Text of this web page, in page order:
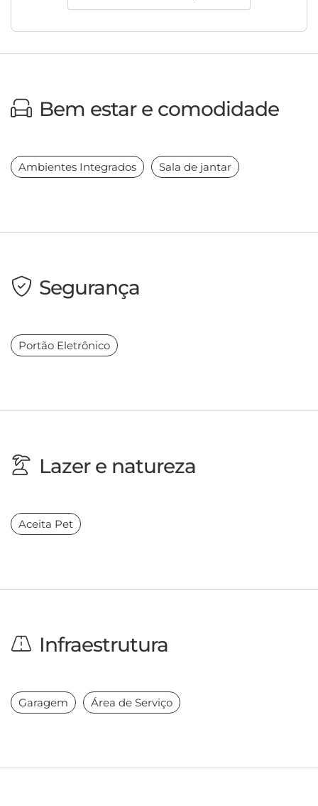
Bem estar e comodidade
Ambientes Integrados Sala de jantar
Segurança
Portão Eletrônico
Lazer e natureza
Aceita Pet
Infraestrutura
Garagem Área de Serviço